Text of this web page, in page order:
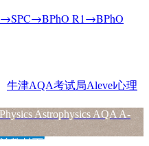
R1→BPhO
牛津AQA考试局标
Alevel心理
Astrophysics AQA A-
教材下载《My Revision